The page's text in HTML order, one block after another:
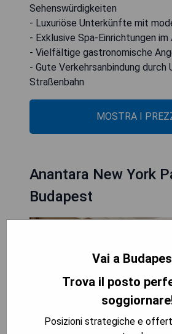
Sehenswürdigkeiten
- Luxuriöse Unterkünfte mit
- Exklusive Spa-Einrichtungen
- Vielfältige gastronomische
- Gute Verkehrsanbindung durch
Straßenbahn
MOSTRA I
Anantara New York
Budapest
Vai a
Trova il posto
Posizioni strategiche e